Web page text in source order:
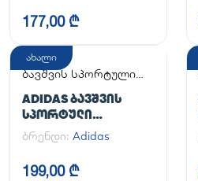
177,00 ₾
ახალი
ბავშვის სპორტული
ADIDAS ᲑᲐᲕᲨᲕᲘᲡ
ᲡᲞᲝᲠᲢᲣᲚᲘ
ᲤᲔᲮᲡᲐᲪᲛᲔᲚᲘ SAMBA
CRIB
ბრენდი: Adidas
199,00 ₾